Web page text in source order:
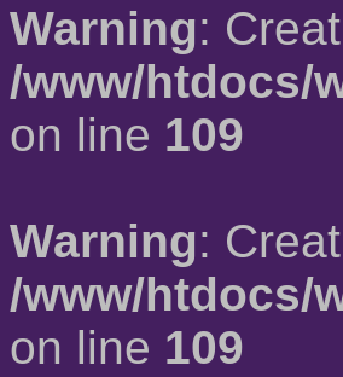
Warning:
/www/htdocs/
on line 109
Warning:
/www/htdocs/
on line 109